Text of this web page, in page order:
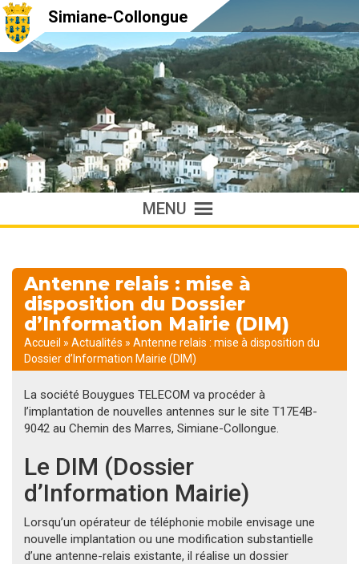
Simiane-Collongue
MENU
Antenne relais : mise à
disposition du Dossier
d’Information Mairie (DIM)
Accueil » Actualités » Antenne relais : mise à disposition du
Dossier d’Information Mairie (DIM)
La société Bouygues TELECOM va procéder à
l’implantation de nouvelles antennes sur le site T17E4B-
9042 au Chemin des Marres, Simiane-Collongue.
Le DIM (Dossier
d’Information Mairie)
Lorsqu’un opérateur de téléphonie mobile envisage une
nouvelle implantation ou une modification substantielle
d’une antenne-relais existante, il réalise un dossier